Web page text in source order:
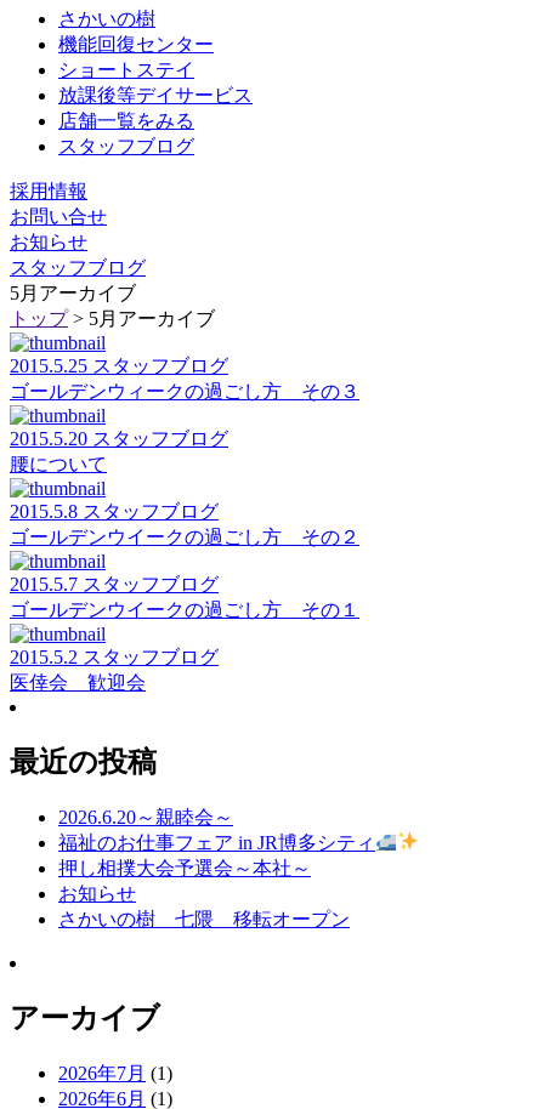
さかいの樹
機能回復センター
ショートステイ
放課後等デイサービス
店舗一覧をみる
スタッフブログ
採用情報
お問い合せ
お知らせ
スタッフブログ
5月アーカイブ
トップ> 5月アーカイブ
2015.5.25 スタッフブログ
ゴールデンウィークの過ごし方 その３
2015.5.20 スタッフブログ
腰について
2015.5.8 スタッフブログ
ゴールデンウイークの過ごし方 その２
2015.5.7 スタッフブログ
ゴールデンウイークの過ごし方 その１
2015.5.2 スタッフブログ
医倖会 歓迎会
最近の投稿
2026.6.20～親睦会～
福祉のお仕事フェア in JR博多シティ
押し相撲大会予選会～本社～
お知らせ
さかいの樹 七隈 移転オープン
アーカイブ
2026年7月 (1)
2026年6月 (1)